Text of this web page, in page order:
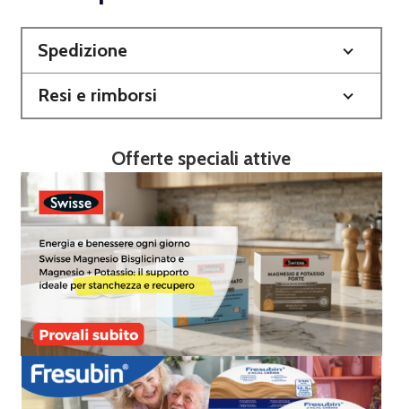
Spedizione
Resi e rimborsi
Offerte speciali attive